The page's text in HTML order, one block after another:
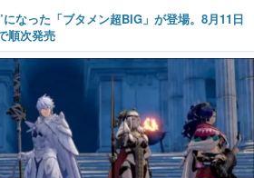
になった「ブタメン超BIG」が登場。8月11日
順次発売